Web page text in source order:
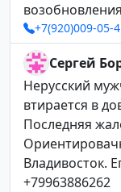
+7(920)009-05-
Сергей
Нерусский
втирается в
Последняя
Владивосток.
+79963886262